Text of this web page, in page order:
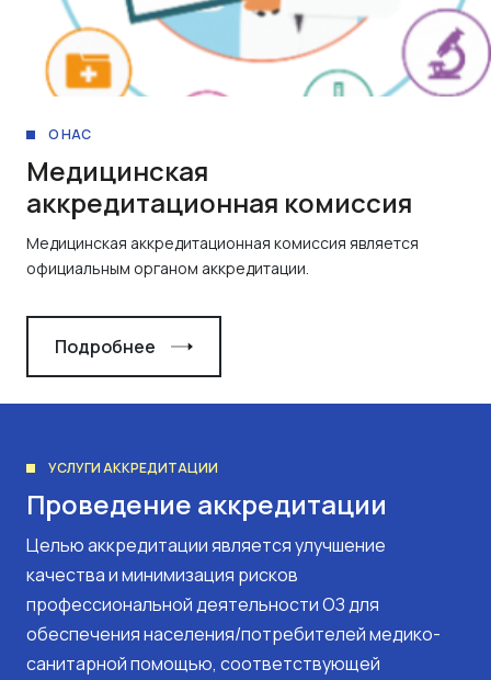
О НАС
Медицинская
аккредитационная комиссия
Медицинская аккредитационная комиссия является
официальным органом аккредитации.
Подробнее
УСЛУГИ АККРЕДИТАЦИИ
Проведение аккредитации
Целью аккредитации является улучшение
качества и минимизация рисков
профессиональной деятельности ОЗ для
обеспечения населения/потребителей медико-
санитарной помощью, соответствующей